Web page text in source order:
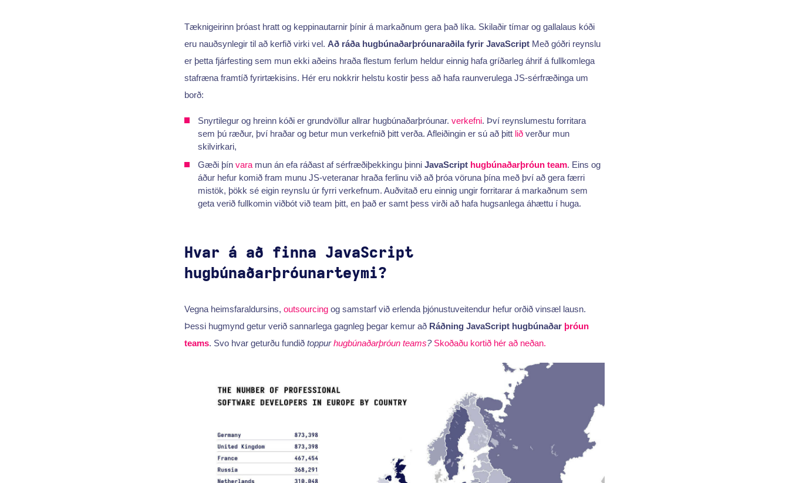
Tæknigeirinn þróast hratt og keppinautarnir þínir á markaðnum gera það líka. Skilaðir tímar og gallalaus kóði
eru nauðsynlegir til að kerfið virki vel. Að ráða hugbúnaðarþróunaraðila fyrir JavaScriptMeð góðri reynslu
er þetta fjárfesting sem mun ekki aðeins hraða flestum ferlum heldur einnig hafa gríðarleg áhrif á fullkomlega
stafræna framtíð fyrirtækisins. Hér eru nokkrir helstu kostir þess að hafa raunverulega JS-sérfræðinga um
borð:
Snyrtilegur og hreinn kóði er grundvöllur allrar hugbúnaðarþróunar. verkefni. Því reynslumestu forritara
sem þú ræður, því hraðar og betur mun verkefnið þitt verða. Afleiðingin er sú að þitt liðverður mun
skilvirkari,
Gæði þín varamun án efa ráðast af sérfræðiþekkingu þinni JavaScript hugbúnaðarþróun team. Eins og
áður hefur komið fram munu JS-veteranar hraða ferlinu við að þróa vöruna þína með því að gera færri
mistök, þökk sé eigin reynslu úr fyrri verkefnum. Auðvitað eru einnig ungir forritarar á markaðnum sem
geta verið fullkomin viðbót við team þitt, en það er samt þess virði að hafa hugsanlega áhættu í huga.
Hvar á að finna JavaScript
hugbúnaðarþróunarteymi?
Vegna heimsfaraldursins, outsourcingog samstarf við erlenda þjónustuveitendur hefur orðið vinsæl lausn.
Þessi hugmynd getur verið sannarlega gagnleg þegar kemur að Ráðning JavaScript hugbúnaðar þróun
teams. Svo hvar geturðu fundið toppurhugbúnaðarþróun teams? Skoðaðu kortið hér að neðan.